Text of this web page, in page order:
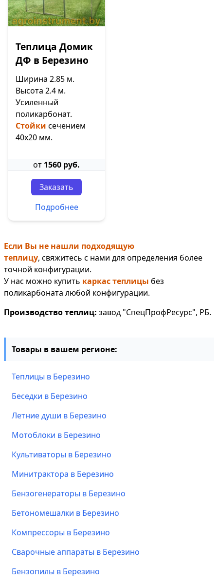
Теплица Домик
ДФ в Березино
Ширина 2.85 м.
Высота 2.4 м.
Усиленный
поликарбонат.
Стойки сечением
40х20 мм.
от 1560 руб.
Заказать
Подробнее
Если Вы не нашли подходящую
теплицу, свяжитесь с нами для определения более
точной конфигурации.
У нас можно купить каркас теплицы без
поликарбоната любой конфигурации.
Производство теплиц: завод "СпецПрофРесурс", РБ.
Товары в вашем регионе:
Теплицы в Березино
Беседки в Березино
Летние души в Березино
Мотоблоки в Березино
Культиваторы в Березино
Минитрактора в Березино
Бензогенераторы в Березино
Бетономешалки в Березино
Компрессоры в Березино
Сварочные аппараты в Березино
Бензопилы в Березино